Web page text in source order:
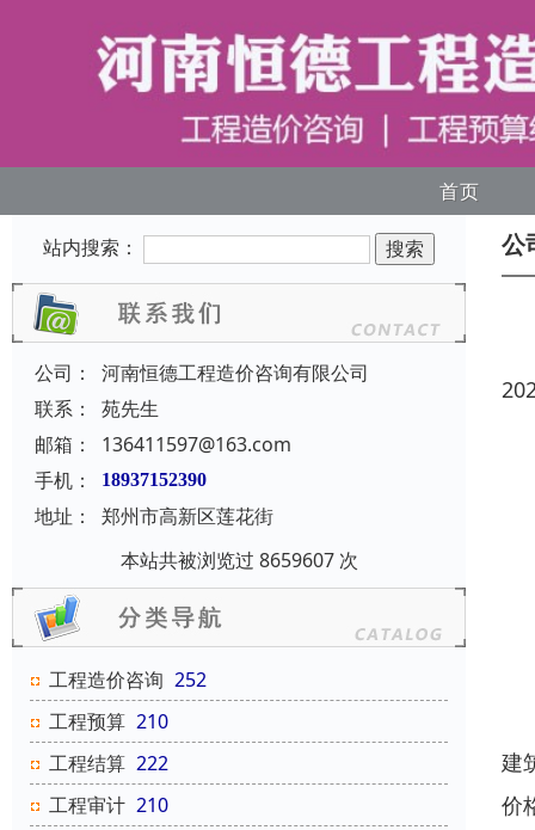
首页
站内搜索：
公司：
河南恒德工程造价咨询有限公司
联系：
苑先生
邮箱：
136411597@163.com
手机：
18937152390
地址：
郑州市高新区莲花街
本站共被浏览过 8659607 次
工程造价咨询 252
工程预算 210
工程结算 222
工程审计 210
公
建
价